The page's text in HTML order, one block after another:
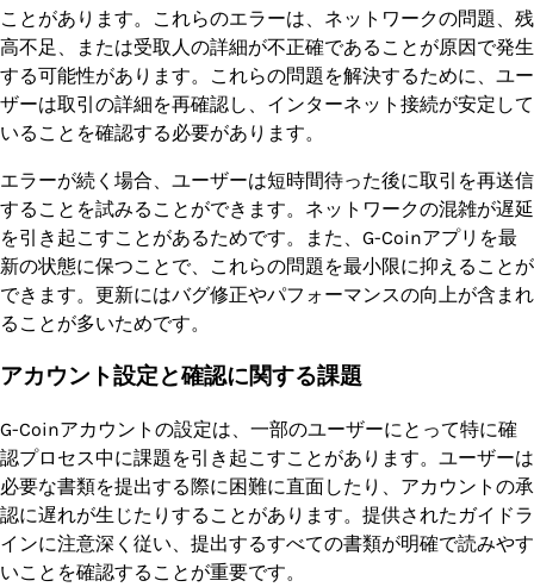
ことがあります。これらのエラーは、ネットワークの問題、残
高不足、または受取人の詳細が不正確であることが原因で発生
する可能性があります。これらの問題を解決するために、ユー
ザーは取引の詳細を再確認し、インターネット接続が安定して
いることを確認する必要があります。
エラーが続く場合、ユーザーは短時間待った後に取引を再送信
することを試みることができます。ネットワークの混雑が遅延
を引き起こすことがあるためです。また、G-Coinアプリを最
新の状態に保つことで、これらの問題を最小限に抑えることが
できます。更新にはバグ修正やパフォーマンスの向上が含まれ
ることが多いためです。
アカウント設定と確認に関する課題
G-Coinアカウントの設定は、一部のユーザーにとって特に確
認プロセス中に課題を引き起こすことがあります。ユーザーは
必要な書類を提出する際に困難に直面したり、アカウントの承
認に遅れが生じたりすることがあります。提供されたガイドラ
インに注意深く従い、提出するすべての書類が明確で読みやす
いことを確認することが重要です。